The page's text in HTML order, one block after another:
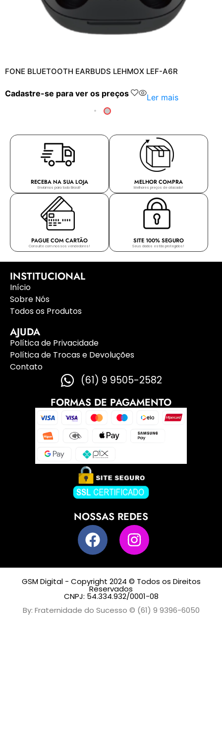
FONE BLUETOOTH EARBUDS LEHMOX LEF-A6R
Cadastre-se para ver os preços Ler mais
RECEBA NA SUA LOJA
Enviamos para todo Brasil!
MELHOR COMPRA
Melhores preços de atacado!
PAGUE COM CARTÃO
Consulte com nossos vendedores!
SITE 100% SEGURO
Seus dados estão protegidos!
INSTITUCIONAL
Início
Sobre Nós
Todos os Produtos
AJUDA
Política de Privacidade
Política de Trocas e Devoluções
Contato
(61) 9 9505-2582
FORMAS DE PAGAMENTO
NOSSAS REDES
GSM Digital - Copyright 2024 © Todos os Direitos
Reservados
CNPJ: 54.334.932/0001-08
By: Fraternidade do Sucesso © (61) 9 9396-6050